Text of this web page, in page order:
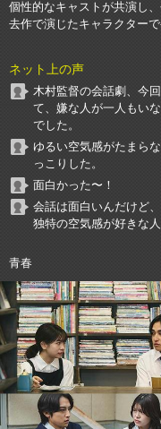
個性的なキャストが共演し
去作で演じたキャラクターで
ネット上の声
木村監督の会話劇、今
て、嫌な人が一人もい
でした。
ゆるい空気感がたまら
っこりした。
面白かった〜！
会話は面白いんだけど
独特の空気感が好きな人
青春